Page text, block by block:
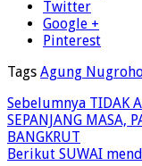
Twitter
Google +
Pinterest
Tags Agung
Sebelumnya TIDAK
SEPANJANG MASA,
BANGKRUT
Berikut SUWAI